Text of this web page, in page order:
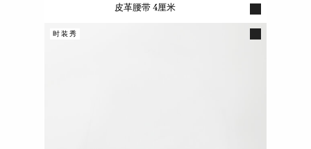
皮革腰带 4厘米
时装秀